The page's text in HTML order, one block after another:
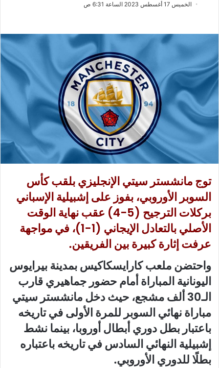
ل
X
ر
د
ا
إ
ل
ك
ت
ر
و
ن
ي
الخميس 17 أغسطس 2023 الساعة 6:31 ص
توج مانشستر سيتي الإنجليزي بلقب كأس
السوبر الأوروبي، بفوز على إشبيلية الإسباني
بركلات الترجيح (5-4) عقب نهاية الوقت
الأصلي بالتعادل الإيجاني (1-1)، في مواجهة
عرفت إثارة كبيرة بين الفريقين.
واحتضن ملعب كارايسكاكيس بمدينة بيرايوس
اليونانية المباراة أمام حضور جماهيري قارب
الـ30 ألف مشجع، حيث دخل مانشستر سيتي
مباراة نهائي السوبر للمرة الأولى في تاريخه
باعتبار بطل دوري أبطال أوروبا، بينما نشط
إشبيلية النهائي السادس في تاريخه باعتباره
بطلًا للدوري الأوروبي.